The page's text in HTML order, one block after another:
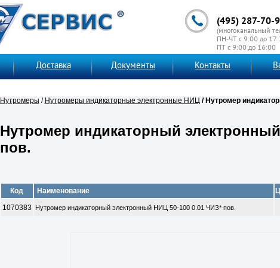
(495) 287-70-
(многоканальный
ПН-ЧТ с 9:00 до
ПТ с 9:00 до 16:00
Доставка Документы Контакты
Нутромеры / Нутромеры индикаторные электронные НИЦ/ Нутромер
Нутромер индикаторный
пов.
Код
Наименование
1070383
Нутромер индикаторный электронный НИЦ 50-100 0.01 ЧИЗ* пов.